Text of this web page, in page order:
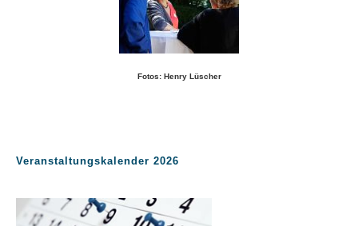
Fotos: Henry Lüscher
Veranstaltungskalender 2026